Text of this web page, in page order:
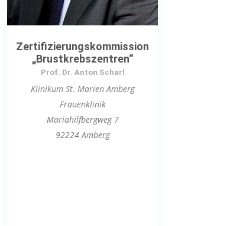
Zertifizierungskommission
„Brustkrebszentren“
Prof. Dr. Anton Scharl
Klinikum St. Marien Amberg
Frauenklinik
Mariahilfbergweg 7
92224 Amberg